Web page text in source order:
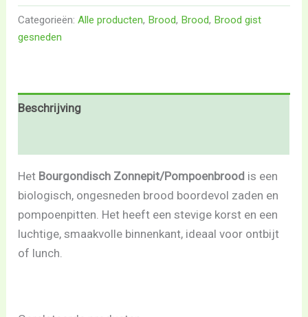
Categorieën:Alle producten, Brood, Brood, Brood gist
gesneden
Beschrijving
Het Bourgondisch Zonnepit/Pompoenbrood is een
biologisch, ongesneden brood boordevol zaden en
pompoenpitten. Het heeft een stevige korst en een
luchtige, smaakvolle binnenkant, ideaal voor ontbijt
of lunch.